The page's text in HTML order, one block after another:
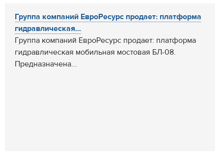
Группа компаний ЕвроРесурс продает: платформа
гидравлическая...
Группа компаний ЕвроРесурс продает: платформа
гидравлическая мобильная мостовая БЛ-08.
Предназначена...